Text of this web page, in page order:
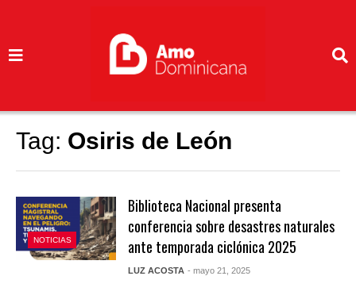
Tag: Osiris de León
NOTICIAS
Biblioteca Nacional presenta
conferencia sobre desastres naturales
ante temporada ciclónica 2025
LUZ ACOSTA - mayo 21, 2025